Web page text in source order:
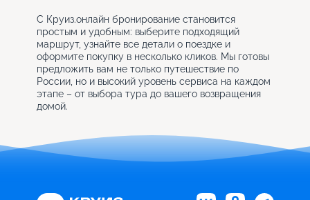
С Круиз.онлайн бронирование становится
простым и удобным: выберите подходящий
маршрут, узнайте все детали о поездке и
оформите покупку в несколько кликов. Мы готовы
предложить вам не только путешествие по
России, но и высокий уровень сервиса на каждом
этапе – от выбора тура до вашего возвращения
домой.